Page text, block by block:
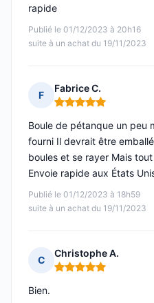
Publié le 01/12/2023 à 20h16
suite à un achat du 19/11/2023
rapide
F
Fabrice C.
Note : 5 sur 5
Publié le 01/12/2023 à 18h59
suite à un achat du 19/11/2023
Boule de pétanque un peu
fourni Il devrait être
boules et se rayer Mais
Envoie rapide aux États
C
Christophe A.
Note : 5 sur 5
Bien.